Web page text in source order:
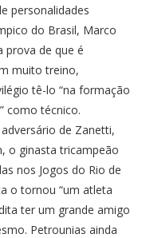
personalidades
do Brasil, Marco
prova de que é
muito treino,
tê-lo “na formação
como técnico.
de Zanetti,
o ginasta tricampeão
nos Jogos do Rio de
o tornou “um atleta
ter um grande amigo
Petrounias ainda